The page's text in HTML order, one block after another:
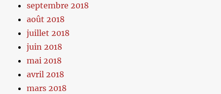
septembre 2018
août 2018
juillet 2018
juin 2018
mai 2018
avril 2018
mars 2018